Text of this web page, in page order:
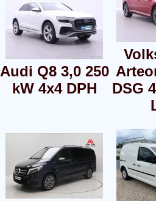
Audi Q8 3,0 250
kW 4x4 DPH
DSG